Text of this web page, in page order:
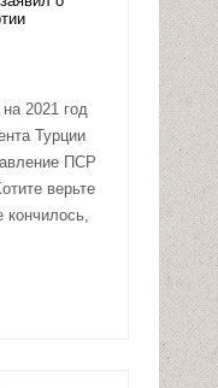
2021 год
Турции
ПСР
верьте
кончилось,